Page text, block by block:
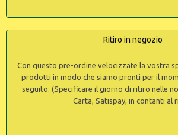
Ritiro in negozio
Con questo pre-ordine velocizzate la vostra
prodotti in modo che siamo pronti per il
seguito. (Specificare il giorno di ritiro nelle
Carta, Satispay, in contanti al